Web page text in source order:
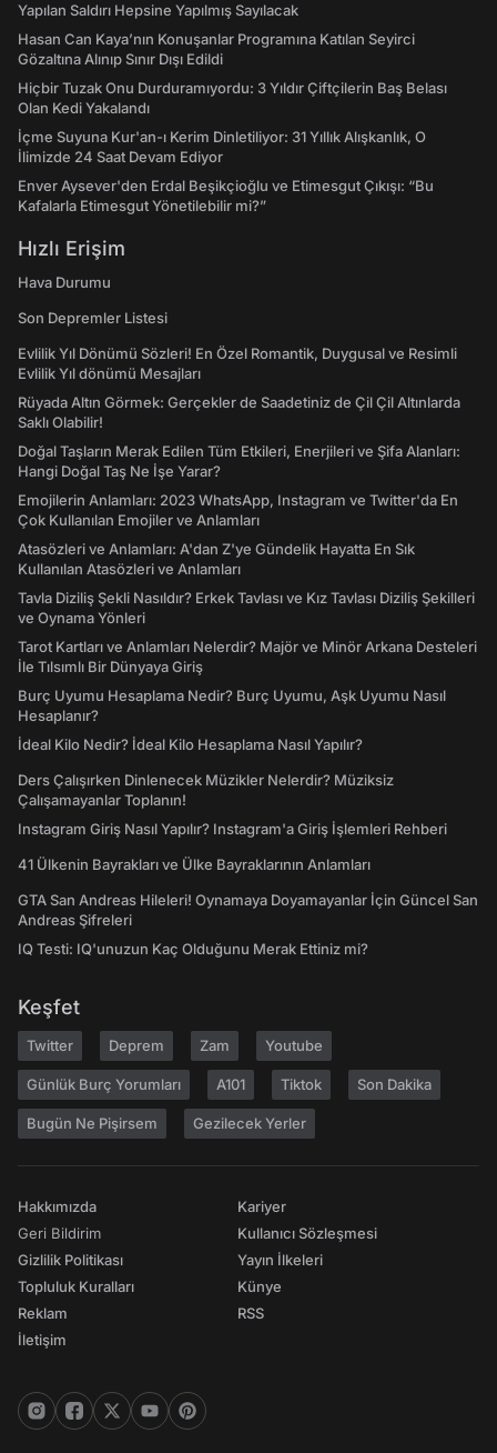
Yapılan Saldırı Hepsine Yapılmış Sayılacak
Hasan Can Kaya’nın Konuşanlar Programına Katılan Seyirci
Gözaltına Alınıp Sınır Dışı Edildi
Hiçbir Tuzak Onu Durduramıyordu: 3 Yıldır Çiftçilerin Baş Belası
Olan Kedi Yakalandı
İçme Suyuna Kur'an-ı Kerim Dinletiliyor: 31 Yıllık Alışkanlık, O
İlimizde 24 Saat Devam Ediyor
Enver Aysever'den Erdal Beşikçioğlu ve Etimesgut Çıkışı: “Bu
Kafalarla Etimesgut Yönetilebilir mi?”
Hızlı Erişim
Hava Durumu
Son Depremler Listesi
Evlilik Yıl Dönümü Sözleri! En Özel Romantik, Duygusal ve Resimli
Evlilik Yıl dönümü Mesajları
Rüyada Altın Görmek: Gerçekler de Saadetiniz de Çil Çil Altınlarda
Saklı Olabilir!
Doğal Taşların Merak Edilen Tüm Etkileri, Enerjileri ve Şifa Alanları:
Hangi Doğal Taş Ne İşe Yarar?
Emojilerin Anlamları: 2023 WhatsApp, Instagram ve Twitter'da En
Çok Kullanılan Emojiler ve Anlamları
Atasözleri ve Anlamları: A'dan Z'ye Gündelik Hayatta En Sık
Kullanılan Atasözleri ve Anlamları
Tavla Diziliş Şekli Nasıldır? Erkek Tavlası ve Kız Tavlası Diziliş Şekilleri
ve Oynama Yönleri
Tarot Kartları ve Anlamları Nelerdir? Majör ve Minör Arkana Desteleri
İle Tılsımlı Bir Dünyaya Giriş
Burç Uyumu Hesaplama Nedir? Burç Uyumu, Aşk Uyumu Nasıl
Hesaplanır?
İdeal Kilo Nedir? İdeal Kilo Hesaplama Nasıl Yapılır?
Ders Çalışırken Dinlenecek Müzikler Nelerdir? Müziksiz
Çalışamayanlar Toplanın!
Instagram Giriş Nasıl Yapılır? Instagram'a Giriş İşlemleri Rehberi
41 Ülkenin Bayrakları ve Ülke Bayraklarının Anlamları
GTA San Andreas Hileleri! Oynamaya Doyamayanlar İçin Güncel San
Andreas Şifreleri
IQ Testi: IQ'unuzun Kaç Olduğunu Merak Ettiniz mi?
Keşfet
Twitter Deprem Zam Youtube
Günlük Burç Yorumları A101 Tiktok Son Dakika
Bugün Ne Pişirsem Gezilecek Yerler
Hakkımızda
Geri Bildirim
Gizlilik Politikası
Topluluk Kuralları
Reklam
İletişim
Kariyer
Kullanıcı Sözleşmesi
Yayın İlkeleri
Künye
RSS